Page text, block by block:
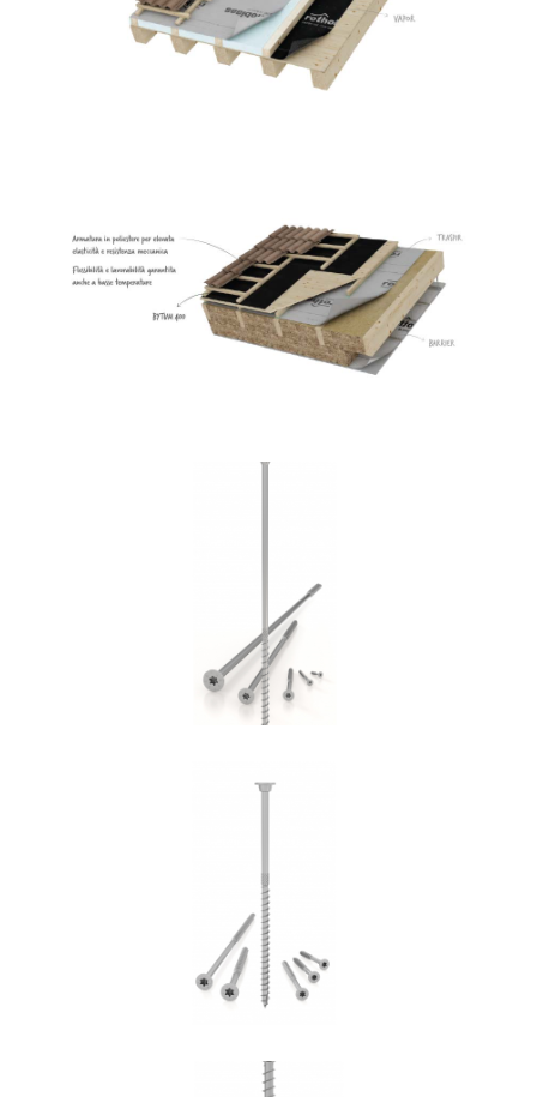
Bytum 400
ROTHOBLAAS
ROTHOBLAAS
ROTHOBLAAS